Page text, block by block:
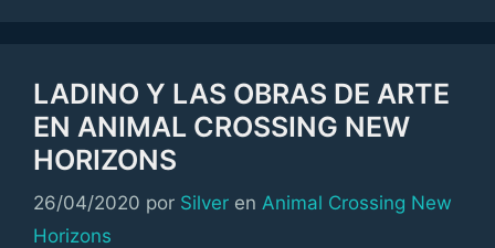
LADINO Y LAS OBRAS DE ARTE
EN ANIMAL CROSSING NEW
HORIZONS
26/04/2020 por Silver en Categorías
Animal Crossing New
Horizons